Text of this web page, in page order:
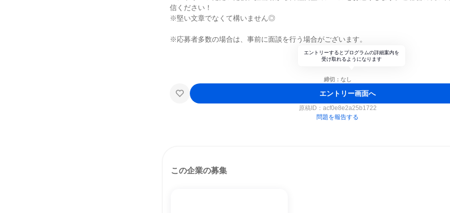
信ください！
※堅い文章でなくて構いません◎
※応募者多数の場合は、事前に面談を行う場合がございます。
エントリーするとプログラムの詳細案内を
受け取れるようになります
締切：なし
エントリー画面へ
原稿ID： acf0e8e2a25b1722
問題を報告する
この企業の募集